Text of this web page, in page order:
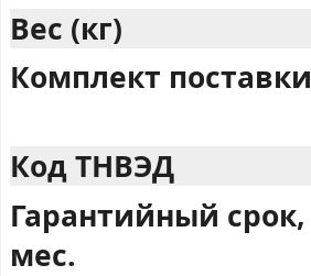
Вес (кг)
Комплект поставки
Код ТНВЭД
Гарантийный срок,
мес.